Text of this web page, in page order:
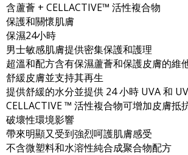
含蘆薈 + CELLACTIVE™ 活性複合物
保護和關懷肌膚
保濕24小時
男士敏感肌膚提供密集保護和護理
超溫和配方含有保濕蘆薈和保護皮膚的維
舒緩皮膚並支持其再生
提供舒緩的水分並提供 24 小時 UVA 和
CELLACTIVE ™ 活性複合物可增加皮膚抵
破壞性環境影響
帶來明顯又受到強烈呵護肌膚感受
不含微塑料和水溶性純合成聚合物配方